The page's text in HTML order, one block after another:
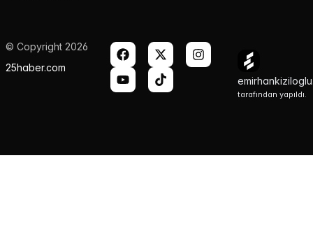
© Copyright 2026
25haber.com
tarafından yapıldı.